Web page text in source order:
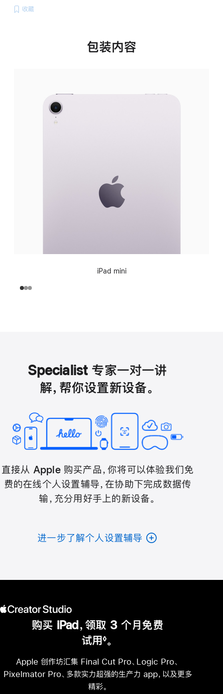
收藏
包装内容
iPad mini
Specialist 专家一对一讲
解，帮你设置新设备。
直接从 Apple 购买产品，你将可以体验我们免
费的在线个人设置辅导，在协助下完成数据传
输，充分用好手上的新设备。
进一步了解个人设置辅导
购买 iPad，领取 3 个月免费
试用
注
◊。
Apple 创作坊汇集 Final Cut Pro、Logic Pro、
Pixelmator Pro、多款实力超强的生产力 app，以及更多
精彩。